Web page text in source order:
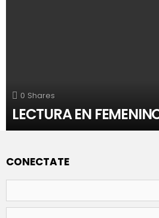
0 Shares
LECTURA EN
CONECTATE
de
usuario